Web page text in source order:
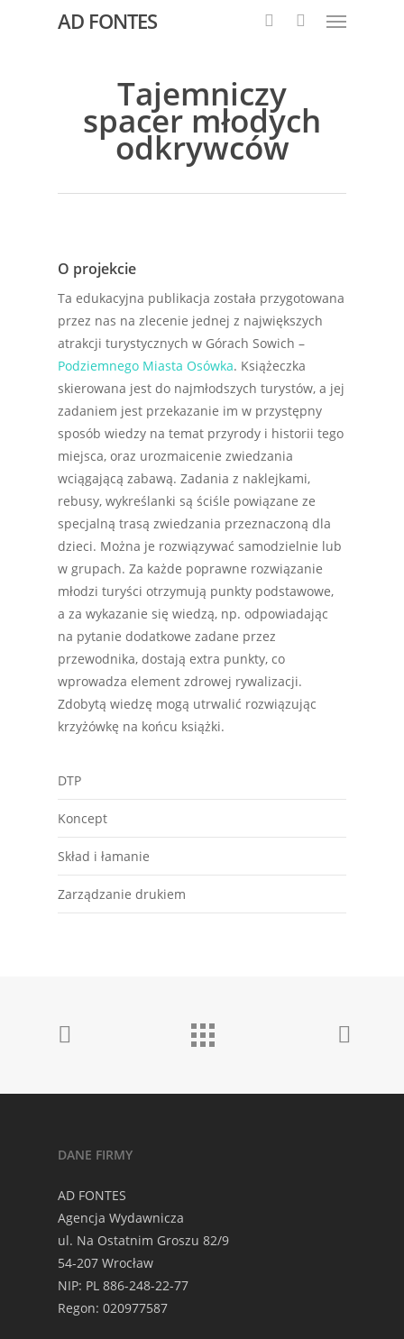
AD FONTES
Tajemniczy
spacer młodych
odkrywców
O projekcie
Ta edukacyjna publikacja została przygotowana
przez nas na zlecenie jednej z największych
atrakcji turystycznych w Górach Sowich –
Podziemnego Miasta Osówka. Książeczka
skierowana jest do najmłodszych turystów, a jej
zadaniem jest przekazanie im w przystępny
sposób wiedzy na temat przyrody i historii tego
miejsca, oraz urozmaicenie zwiedzania
wciągającą zabawą. Zadania z naklejkami,
rebusy, wykreślanki są ściśle powiązane ze
specjalną trasą zwiedzania przeznaczoną dla
dzieci. Można je rozwiązywać samodzielnie lub
w grupach. Za każde poprawne rozwiązanie
młodzi turyści otrzymują punkty podstawowe,
a za wykazanie się wiedzą, np. odpowiadając
na pytanie dodatkowe zadane przez
przewodnika, dostają extra punkty, co
wprowadza element zdrowej rywalizacji.
Zdobytą wiedzę mogą utrwalić rozwiązując
krzyżówkę na końcu książki.
DTP
Koncept
Skład i łamanie
Zarządzanie drukiem
DANE FIRMY
AD FONTES
Agencja Wydawnicza
ul. Na Ostatnim Groszu 82/9
54-207 Wrocław
NIP: PL 886-248-22-77
Regon: 020977587